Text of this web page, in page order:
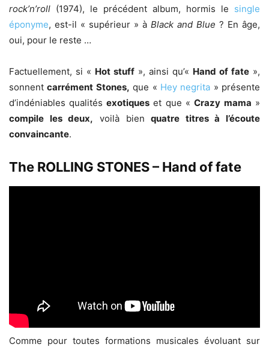
rock’n’roll (1974), le précédent album, hormis le single
éponyme, est-il « supérieur » à Black and Blue ? En âge,
oui, pour le reste …
Factuellement, si « Hot stuff », ainsi qu’« Hand of fate »,
sonnentcarrément Stones, que « Hey negrita » présente
d’indéniables qualités exotiqueset que «Crazy mama »
compile les deux, voilà bienquatre titres à l’écoute
convaincante.
The ROLLING STONES – Hand of fate
Comme pour toutes formations musicales évoluant sur